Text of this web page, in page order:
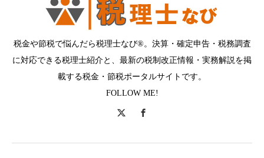
税金や節税で悩んだら税理士なび®。決算・確定申告・税務調査
に対応できる税理士紹介と、最新の税制改正情報・実務解説を掲
載する税金・節税ポータルサイトです。
FOLLOW ME!